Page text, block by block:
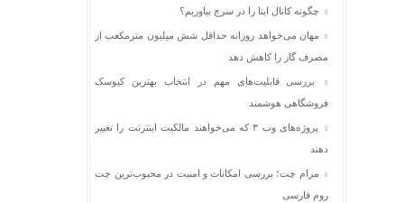
چگونه کانال ایتا را در سرچ بیاوریم؟
مهان می‌خواهد روزانه حداقل شش میلیون مترمکعب از
مصرف گاز را کاهش دهد
بررسی قابلیت‌های مهم در انتخاب بهترین کیوسک
فروشگاهی هوشمند
پروژه‌های وب ۳ که می‌خواهند مالکیت اینترنت را تغییر
دهند
مرام چت؛ بررسی امکانات و امنیت در محبوب‌ترین چت
روم فارسی